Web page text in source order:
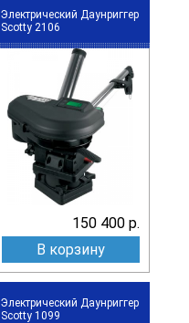
Электрический Даунриггер
Scotty 2106
150 400 р.
В корзину
Электрический Даунриггер
Scotty 1099